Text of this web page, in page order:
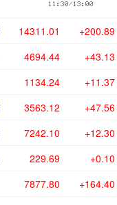
14311.01 +200.89
4694.44 +43.13
1134.24 +11.37
3563.12 +47.56
7242.10 +12.30
229.69 +0.10
7877.80 +164.40